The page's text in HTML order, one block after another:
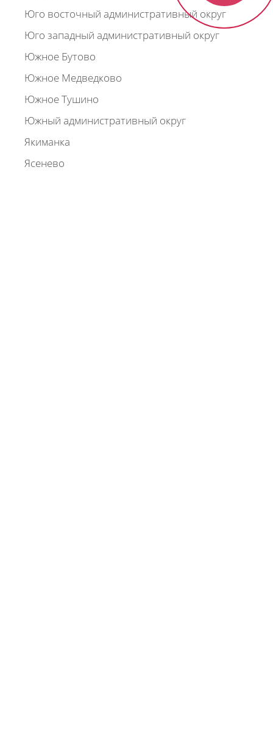
Юго восточный административный округ
Юго западный административный округ
Южное Бутово
Южное Медведково
Южное Тушино
Южный административный округ
Якиманка
Ясенево